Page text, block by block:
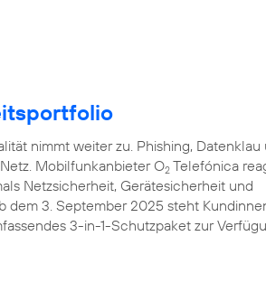
nimmt weiter zu. Phishing, Datenklau
Mobilfunkanbieter O2 Telefónica
Netzsicherheit, Gerätesicherheit und
dem 3. September 2025 steht
3-in-1-Schutzpaket zur